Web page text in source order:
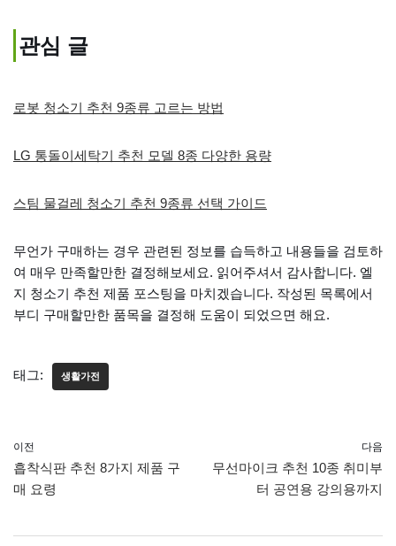
관심 글
로봇 청소기 추천 9종류 고르는 방법
LG 통돌이세탁기 추천 모델 8종 다양한 용량
스팀 물걸레 청소기 추천 9종류 선택 가이드
무언가 구매하는 경우 관련된 정보를 습득하고 내용들을 검토하
여 매우 만족할만한 결정해보세요. 읽어주셔서 감사합니다. 엘
지 청소기 추천 제품 포스팅을 마치겠습니다. 작성된 목록에서
부디 구매할만한 품목을 결정해 도움이 되었으면 해요.
태그: 생활가전
이전
흡착식판 추천 8가지 제품 구
매 요령
다음
무선마이크 추천 10종 취미부
터 공연용 강의용까지